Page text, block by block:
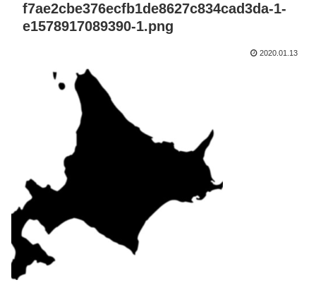
f7ae2cbe376ecfb1de8627c834cad3da-1-
e1578917089390-1.png
2020.01.13